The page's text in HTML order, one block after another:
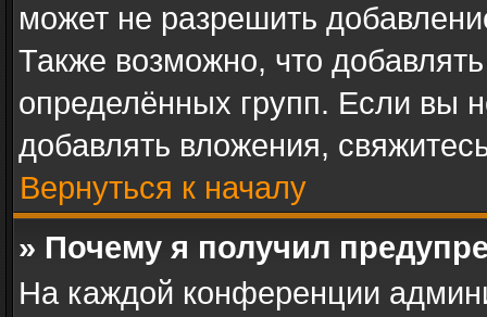
может не разрешить
Также возможно, что
определённых групп. Если вы
добавлять вложения,
Вернуться к началу
» Почему я получил
На каждой конференции